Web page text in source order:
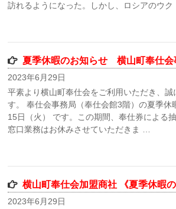
訪れるようになった。しかし、ロシアのウク
夏季休暇のお知らせ 横山町奉仕会
2023年6月29日
平素より横山町奉仕会をご利用いただき、誠
す。 奉仕会事務局（奉仕会館3階）の夏季休
15日（火） です。この期間、奉仕券による
窓口業務はお休みさせていただきま …
横山町奉仕会加盟商社 《夏季休暇の
2023年6月29日